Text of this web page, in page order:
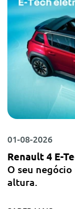
01-08-2026
Renault 4 E-
O seu
altura.